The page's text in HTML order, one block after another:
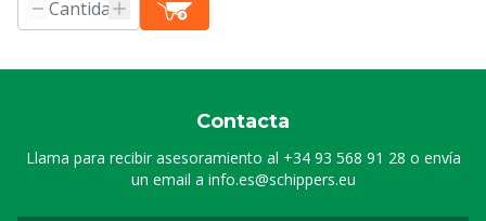
Contacta
Llama para recibir asesoramiento al +34 93 568 91 28 o envía
un email a info.es@schippers.eu